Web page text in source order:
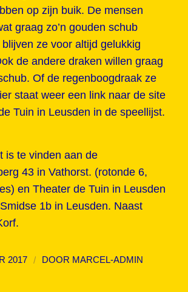
op zijn buik. De mensen
graag zo’n gouden schub
ze voor altijd gelukkig
de andere draken willen graag
Of de regenboogdraak ze
staat weer een link naar de site
Tuin in Leusden in de speellijst.
is te vinden aan de
43 in Vathorst. (rotonde 6,
en Theater de Tuin in Leusden
1b in Leusden. Naast
2017 / DOOR MARCEL-ADMIN